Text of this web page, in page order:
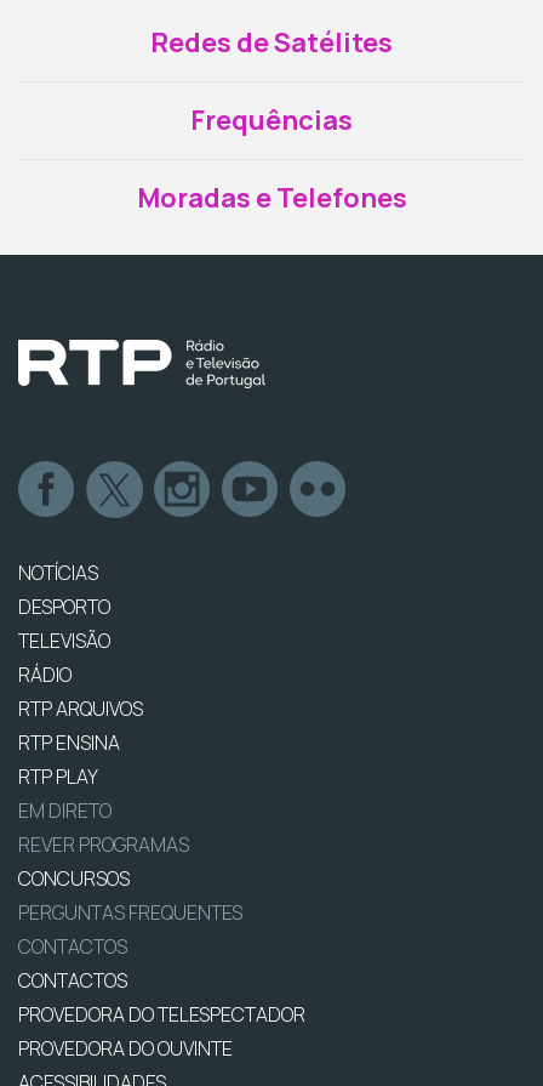
Redes de Satélites
Frequências
Moradas e Telefones
NOTÍCIAS
DESPORTO
TELEVISÃO
RÁDIO
RTP ARQUIVOS
RTP ENSINA
RTP PLAY
EM DIRETO
REVER PROGRAMAS
CONCURSOS
PERGUNTAS FREQUENTES
CONTACTOS
CONTACTOS
PROVEDORA DO TELESPECTADOR
PROVEDORA DO OUVINTE